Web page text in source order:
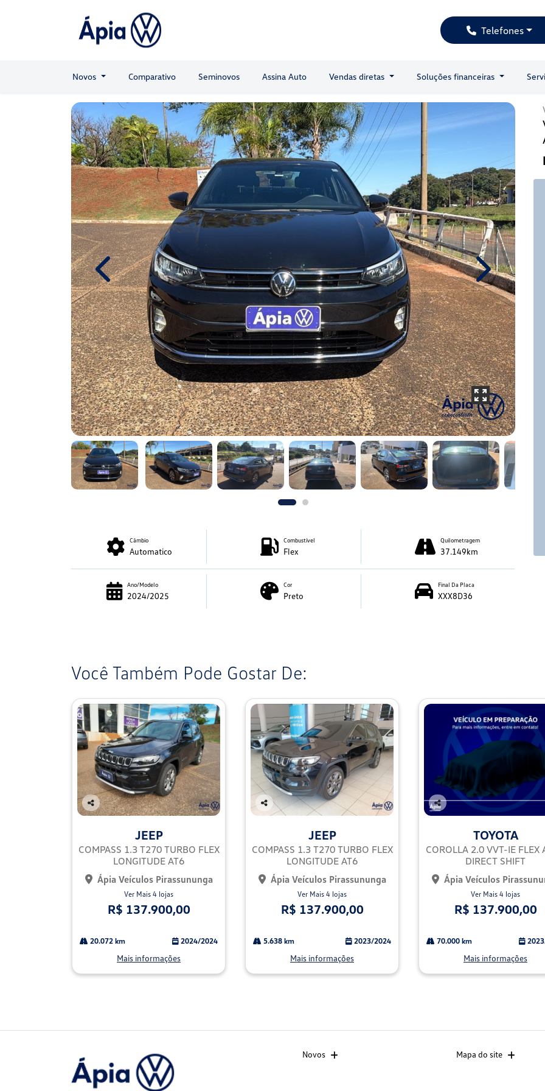
Telefones
Novos Comparativo Seminovos Assina Auto Vendas diretas Soluções financeiras
Previous Next
Câmbio
Automatico
Combustível
Flex
Quilometragem
37.149km
Ano/Modelo
2024/2025
Cor
Preto
Final Da Placa
XXX8D36
Você Também Pode Gostar De:
Co
lhe
JEEP
COMPASS 1.3 T270 TURBO FLEX
LONGITUDE AT6
Ápia Veículos Pirassununga
Ver Mais 4 lojas
R$ 137.900,00
20.072 km 2024/2024
Mais informações
lhe
JEEP
COMPASS 1.3 T270 TURBO FLEX
LONGITUDE AT6
Ápia Veículos Pirassununga
Ver Mais 4 lojas
R$ 137.900,00
5.638 km 2023/2024
Mais informações
Co
lhe
TOYOTA
COROLLA 2.0 VVT-IE FLEX
DIRECT SHIFT
Ápia Veículos
Ver Mais 4 lojas
R$ 137.900,00
70.000 km
Mais informações
Novos Mapa do site